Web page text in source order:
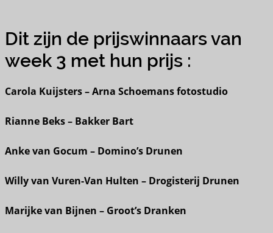
Dit zijn de prijswinnaars van
week 3 met hun prijs :
Carola Kuijsters – Arna Schoemans fotostudio
Rianne Beks – Bakker Bart
Anke van Gocum – Domino’s Drunen
Willy van Vuren-Van Hulten – Drogisterij Drunen
Marijke van Bijnen – Groot’s Dranken